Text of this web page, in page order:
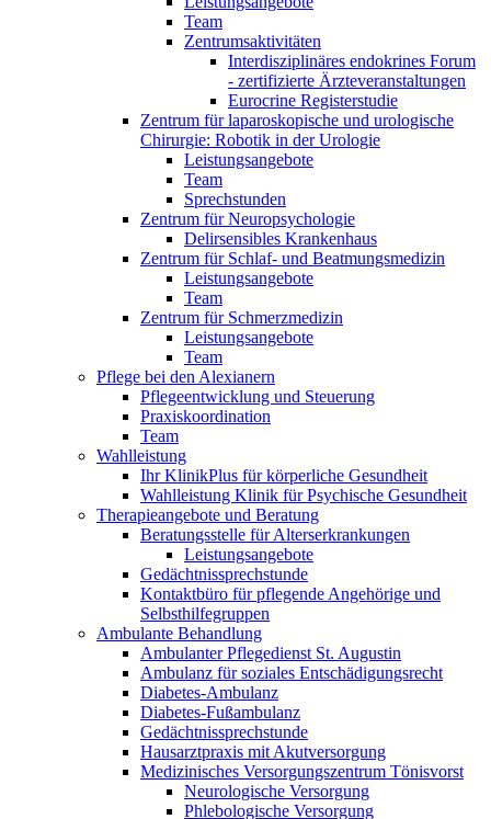
Team
Zentrumsaktivitäten
Interdisziplinäres endokrines Forum
- zertifizierte Ärzteveranstaltungen
Eurocrine Registerstudie
Zentrum für laparoskopische und urologische
Chirurgie: Robotik in der Urologie
Leistungsangebote
Team
Sprechstunden
Zentrum für Neuropsychologie
Delirsensibles Krankenhaus
Zentrum für Schlaf- und Beatmungsmedizin
Leistungsangebote
Team
Zentrum für Schmerzmedizin
Leistungsangebote
Team
Pflege bei den Alexianern
Pflegeentwicklung und Steuerung
Praxiskoordination
Team
Wahlleistung
Ihr KlinikPlus für körperliche Gesundheit
Wahlleistung Klinik für Psychische Gesundheit
Therapieangebote und Beratung
Beratungsstelle für Alterserkrankungen
Leistungsangebote
Gedächtnissprechstunde
Kontaktbüro für pflegende Angehörige und
Selbsthilfegruppen
Ambulante Behandlung
Ambulanter Pflegedienst St. Augustin
Ambulanz für soziales Entschädigungsrecht
Diabetes-Ambulanz
Diabetes-Fußambulanz
Gedächtnissprechstunde
Hausarztpraxis mit Akutversorgung
Medizinisches Versorgungszentrum Tönisvorst
Neurologische Versorgung
Phlebologische Versorgung